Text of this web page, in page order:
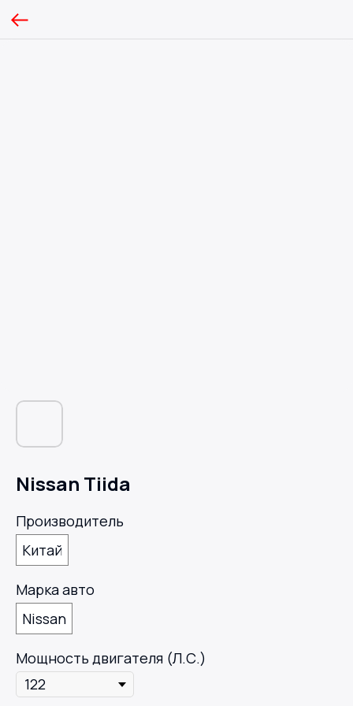
Nissan Tiida
Производитель
Китай
Марка авто
Nissan
Мощность двигателя (Л.С.)